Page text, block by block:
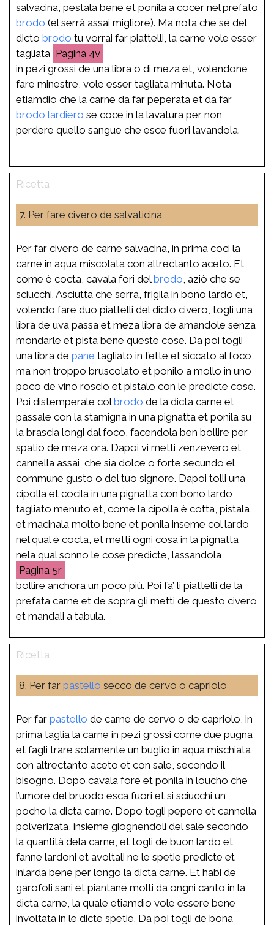
salvacina, pestala bene et ponila a cocer nel prefato
brodo (el serrà assai migliore). Ma nota che se del
dicto brodo tu vorrai far piattelli, la carne vole esser
tagliata
4v
in pezi grossi de una libra o di meza et, volendone
fare minestre, vole esser tagliata minuta. Nota
etiamdio che la carne da far peperata et da far
brodo lardiero se coce in la lavatura per non
perdere quello sangue che esce fuori lavandola.
7. Per fare civero de salvaticina
Per far civero de carne salvacina, in prima coci la
carne in aqua miscolata con altrectanto aceto. Et
come è cocta, cavala fori delbrodo , aziò che se
sciucchi. Asciutta che serrà, frigila in bono lardo et,
volendo fare duo piattelli del dicto civero, togli una
libra de uva passa et meza libra de amandole senza
mondarle et pista bene queste cose. Da poi togli
una libra de pane tagliato in fette et siccato al foco,
ma non troppo bruscolato et ponilo a mollo in uno
poco de vino roscio et pistalo con le predicte cose.
Poi distemperale colbrodo de la dicta carne et
passale con la stamigna in una pignatta et ponila su
la brascia longi dal foco, facendola ben bollire per
spatio de meza ora. Dapoi vi metti zenzevero et
cannella assai, che sia dolce o forte secundo el
commune gusto o del tuo signore. Dapoi tolli una
cipolla et cocila in una pignatta con bono lardo
tagliato menuto et, come la cipolla è cotta, pistala
et macinala molto bene et ponila inseme col lardo
nel qual è cocta, et metti ogni cosa in la pignatta
nela qual sonno le cose predicte, lassandola
5r
bollire anchora un poco più. Poi fa’ li piattelli de la
prefata carne et de sopra gli metti de questo civero
et mandali a tabula.
8. Per far pastello secco de cervo o capriolo
Per far pastello de carne de cervo o de capriolo, in
prima taglia la carne in pezi grossi come due pugna
et fagli trare solamente un buglio in aqua mischiata
con altrectanto aceto et con sale, secondo il
bisogno. Dopo cavala fore et ponila in loucho che
l’umore del bruodo esca fuori et si sciucchi un
pocho la dicta carne. Dopo togli pepero et cannella
polverizata, insieme giognendoli del sale secondo
la quantità dela carne, et togli de buon lardo et
fanne lardoni et avoltali ne le spetie predicte et
inlarda bene per longo la dicta carne. Et habi de
garofoli sani et piantane molti da ongni canto in la
dicta carne, la quale etiamdio vole essere bene
involtata in le dicte spetie. Da poi togli de bona